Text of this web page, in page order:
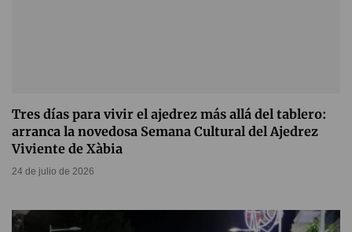
Tres días para vivir el ajedrez más allá del tablero:
arranca la novedosa Semana Cultural del Ajedrez
Viviente de Xàbia
24 de julio de 2026